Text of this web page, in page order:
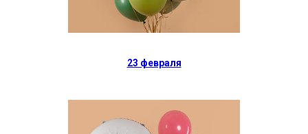
23 февраля